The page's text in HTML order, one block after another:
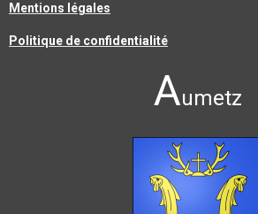
Mentions légales
Politique de confidentialité
Aumetz